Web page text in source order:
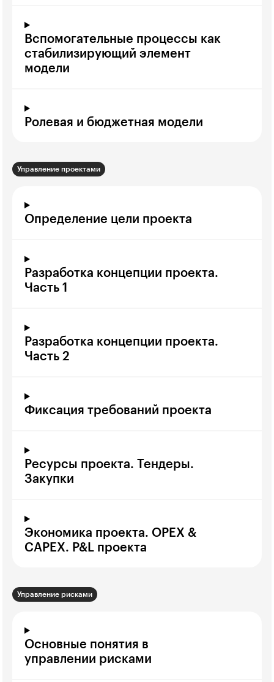
Вспомогательные процессы как
стабилизирующий элемент
модели
Ролевая и бюджетная модели
Управление проектами
Определение цели проекта
Разработка концепции проекта.
Часть 1
Разработка концепции проекта.
Часть 2
Фиксация требований проекта
Ресурсы проекта. Тендеры.
Закупки
Экономика проекта. OPEX &
CAPEX. P&L проекта
Управление рисками
Основные понятия в
управлении рисками